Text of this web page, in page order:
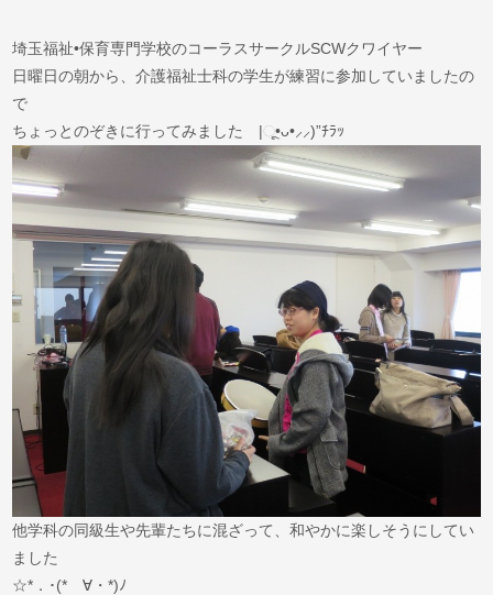
埼玉福祉•保育専門学校のコーラスサークルSCWクワイヤー
日曜日の朝から、介護福祉士科の学生が練習に参加していましたの
で
ちょっとのぞきに行ってみました |ૂ•ᴗ•⸝⸝)”ﾁﾗｯ
他学科の同級生や先輩たちに混ざって、和やかに楽しそうにしてい
ました
☆*．･(*ゝ∀・*)ﾉ